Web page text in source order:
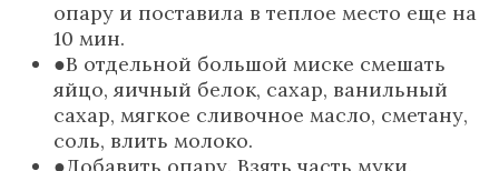
опару и поставила в теплое место еще на
10 мин.
В отдельной большой миске смешать
яйцо, яичный белок, сахар, ванильный
сахар, мягкое сливочное масло, сметану,
соль, влить молоко.
Добавить опару. Взять часть муки,